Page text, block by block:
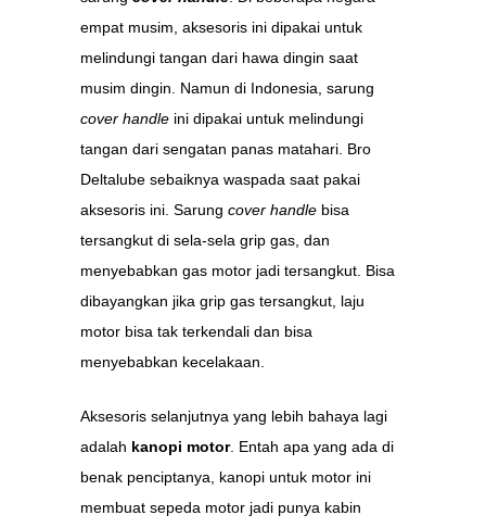
empat musim, aksesoris ini dipakai untuk
melindungi tangan dari hawa dingin saat
musim dingin. Namun di Indonesia, sarung
cover handle ini dipakai untuk melindungi
tangan dari sengatan panas matahari. Bro
Deltalube sebaiknya waspada saat pakai
aksesoris ini. Sarung cover handle bisa
tersangkut di sela-sela grip gas, dan
menyebabkan gas motor jadi tersangkut. Bisa
dibayangkan jika grip gas tersangkut, laju
motor bisa tak terkendali dan bisa
menyebabkan kecelakaan.
Aksesoris selanjutnya yang lebih bahaya lagi
adalah kanopi motor. Entah apa yang ada di
benak penciptanya, kanopi untuk motor ini
membuat sepeda motor jadi punya kabin